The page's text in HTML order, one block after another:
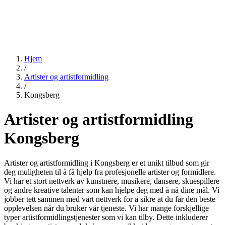
Hjem
/
Artister og artistformidling
/
Kongsberg
Artister og artistformidling
Kongsberg
Artister og artistformidling i Kongsberg er et unikt tilbud som gir
deg muligheten til å få hjelp fra profesjonelle artister og formidlere.
Vi har et stort nettverk av kunstnere, musikere, dansere, skuespillere
og andre kreative talenter som kan hjelpe deg med å nå dine mål. Vi
jobber tett sammen med vårt nettverk for å sikre at du får den beste
opplevelsen når du bruker vår tjeneste. Vi har mange forskjellige
typer artistformidlingstjenester som vi kan tilby. Dette inkluderer